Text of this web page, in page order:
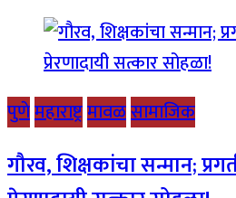
पुणेमहाराष्ट्रमावळसामाजिक
गौरव, शिक्षकांचा सन्मान;